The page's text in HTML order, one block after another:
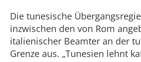
Die tunesische
inzwischen den von Rom
italienischer Beamter an der
Grenze aus. „Tunesien lehnt